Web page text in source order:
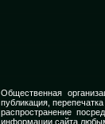
Общественная
публикация,
распространение
информации сайта